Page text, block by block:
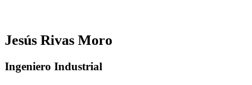
Jesús Rivas Moro
Ingeniero Industrial